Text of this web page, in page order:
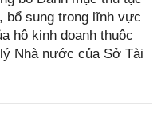
bổ sung trong lĩnh vực
hộ kinh doanh thuộc
Nhà nước của Sở Tài